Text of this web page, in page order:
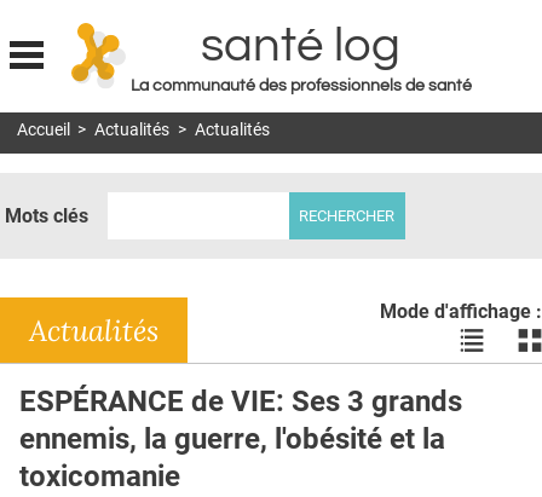
Jump to navigation
santé log
La communauté des professionnels de santé
MON COMPTE
DOSSIERS
RÉSEAUX
E-REVUE SAD
THÉMA
Accueil > Actualités > Actualités
Mots clés
Mode d'affichage :
Voir
les
les
Actualités
ESPÉRANCE de VIE: Ses 3 grands
ennemis, la guerre, l'obésité et la
toxicomanie